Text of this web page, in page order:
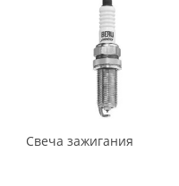
Свеча зажигания